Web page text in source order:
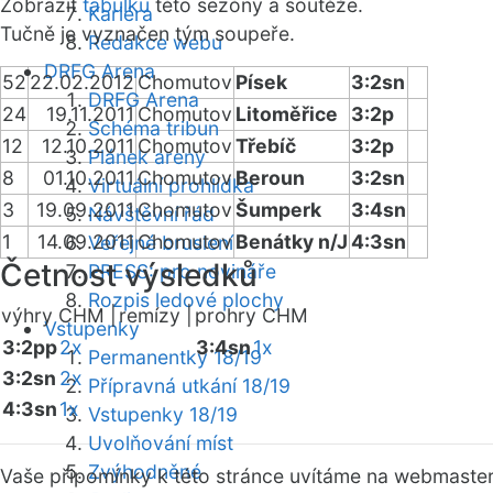
Kariéra
Redakce webu
DRFG Arena
DRFG Arena
Schéma tribun
Plánek areny
Virtuální prohlídka
Návštěvní řád
Veřejné bruslení
PRESS: pro novináře
Rozpis ledové plochy
Vstupenky
Permanentky 18/19
Přípravná utkání 18/19
Vstupenky 18/19
Uvolňování míst
Zvýhodněné
Zobrazit tabulku této sezóny a soutěže.
Tučně je vyznačen tým soupeře.
5222.02.2012 Chomutov Písek
3:2sn
24
19.11.2011Chomutov Litoměřice
3:2p
12
12.10.2011 ChomutovTřebíč
3:2p
8
01.10.2011Chomutov Beroun
3:2sn
3
19.09.2011ChomutovŠumperk
3:4sn
1
14.09.2011ChomutovBenátky n/J4:3sn
Četnost výsledků
výhry CHM | remízy |
prohry CHM
3:2pp2x
3:2sn 2x
4:3sn1x
3:4sn1x
Vaše připomínky k této stránce uvítáme na webmaster